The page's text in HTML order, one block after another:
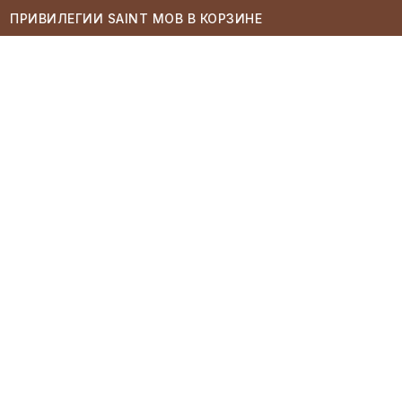
ПРИВИЛЕГИИ SAINT MOB В КОРЗИНЕ